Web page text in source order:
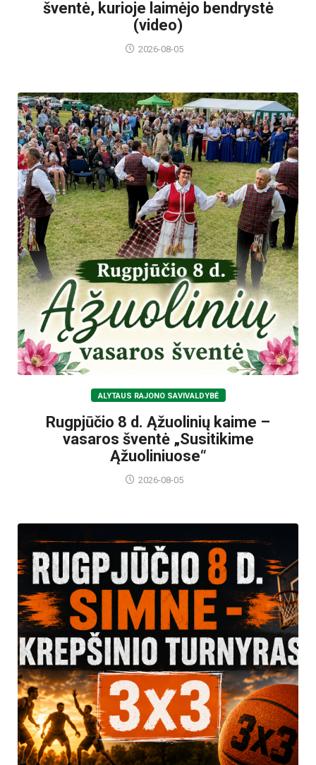
šventė, kurioje laimėjo bendrystė
(video)
2026-08-05
ALYTAUS RAJONO SAVIVALDYBĖ
Rugpjūčio 8 d. Ąžuolinių kaime –
vasaros šventė „Susitikime
Ąžuoliniuose“
2026-08-05